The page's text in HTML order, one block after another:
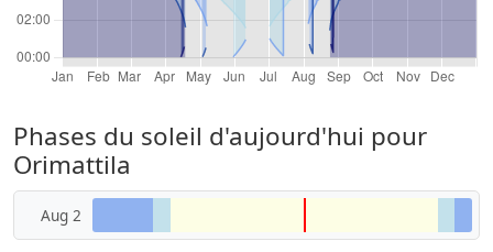
Phases du soleil d'aujourd'hui pour
Orimattila
Aug 2